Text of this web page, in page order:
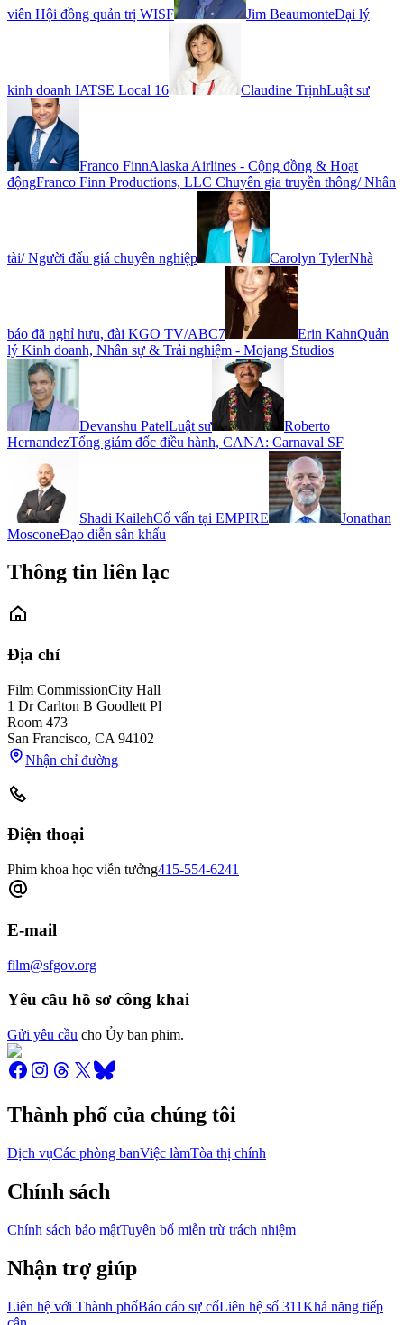
viên Hội đồng quản trị WISF Jim BeaumonteĐại lý
kinh doanh IATSE Local 16 Claudine TrịnhLuật sư
Franco FinnAlaska Airlines - Cộng đồng & Hoạt
độngFranco Finn Productions, LLC Chuyên gia truyền thông/ Nhân
tài/ Người đấu giá chuyên nghiệp Carolyn TylerNhà
báo đã nghỉ hưu, đài KGO TV/ABC7 Erin KahnQuản
lý Kinh doanh, Nhân sự & Trải nghiệm - Mojang Studios
Devanshu PatelLuật sư
Roberto
HernandezTổng giám đốc điều hành, CANA: Carnaval SF
Shadi KailehCố vấn tại EMPIRE
Jonathan
MosconeĐạo diễn sân khấu
Thông tin liên lạc
Địa chỉ
Film CommissionCity Hall
1 Dr Carlton B Goodlett Pl
Room 473
San Francisco, CA 94102
Nhận chỉ đường
Điện thoại
Phim khoa học viễn tưởng415-554-6241
E-mail
film@sfgov.org
Yêu cầu hồ sơ công khai
Gửi yêu cầu cho Ủy ban phim.
Thành phố của chúng tôi
Dịch vụCác phòng banViệc làmTòa thị chính
Chính sách
Chính sách bảo mậtTuyên bố miễn trừ trách nhiệm
Nhận trợ giúp
Liên hệ với Thành phốBáo cáo sự cốLiên hệ số 311Khả năng tiếp